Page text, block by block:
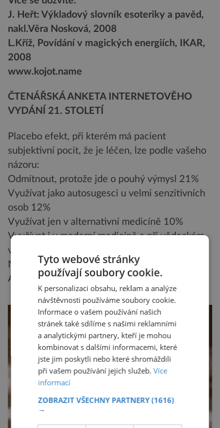
J. Heřt: Výkladový slovník esoteriky a pavěd,
nakl.Věra Nosková, 2008
L.Kříž, Povídání v magických energiích, IKAR,
2008
www.kojot.name
ČTENÁŘSKÁ ANKETA INTERNETOVĚHO
VYDÁNÍ 21. STOLETÍ
Placebo efekt, při kterém má pacient
subjektivní pocit, že je léčen, lze podle vašeho
názoru:
Odmítnout, protože jde o pouhý výmysl 21%
Využívat jako autosugesci u velmi senzitivních
osob 12%
Využívat jen v alternativní medicíně 10%
Využívat i v moderní medicíně a při vědeckém
výzkumu 40%
Nemám dostatek informací 17%
Autor: Milan Koukal
Tyto webové stránky
používají soubory cookie.
K personalizaci obsahu, reklam a analýze
návštěvnosti používáme soubory cookie.
Informace o vašem používání našich
stránek také sdílíme s našimi reklamními
a analytickými partnery, kteří je mohou
kombinovat s dalšími informacemi, které
jste jim poskytli nebo které shromáždili
při vašem používání jejich služeb.Více
informací
ZOBRAZIT VŠECHNY PARTNERY(1616)
→